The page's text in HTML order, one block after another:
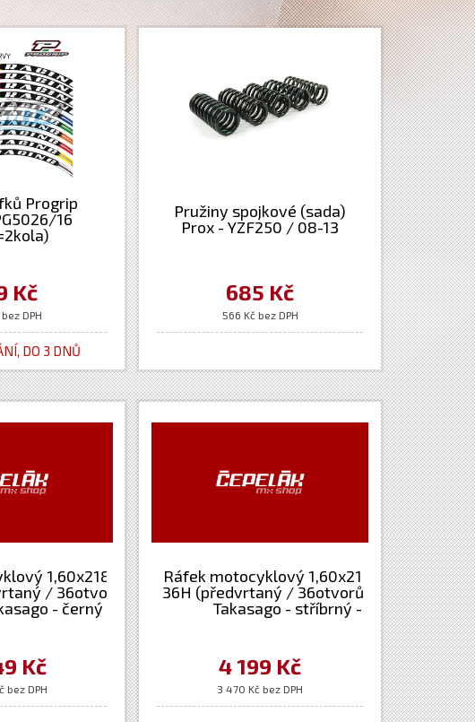
Progrip
16
Kč
DPH
DO 3 DNŮ
Pružiny spojkové (sada)
Prox - YZF250 / 08-13
685 Kč
566 Kč bez DPH
1,60x21&quot;
/ 36otvorů)
- černý -
Kč
bez DPH
Ráfek motocyklový 1,60x21&quot;
36H (předvrtaný / 36otvorů) Excel
Takasago - stříbrný -
KTM+HG+Japan
(Yamaha+Kawasaki+Suzuki+Honda)
4 199 Kč
3 470 Kč bez DPH